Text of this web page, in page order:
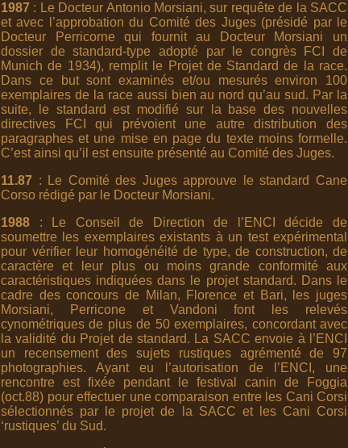
1987 : Le Docteur Antonio Morsiani, sur requête de la SACC
et avec l’approbation du Comité des Juges (présidé par le
Docteur Perricorne qui fournit au Docteur Morsiani un
dossier de standard-type adopté par le congrès FCI de
Munich de 1934), remplit le Projet de Standard de la race.
Dans ce but sont examinés et/ou mesurés environ 100
exemplaires de la race aussi bien au nord qu’au sud. Par la
suite, le standard est modifié sur la base des nouvelles
directives FCI qui prévoient une autre distribution des
paragraphes et une mise en page du texte moins formelle.
C’est ainsi qu’il est ensuite présenté au Comité des Juges.
11.87 : Le Comité des Juges approuve le standard Cane
Corso rédigé par le Docteur Morsiani.
1988 : Le Conseil de Direction de l’ENCI décide de
soumettre les exemplaires existants à un test expérimental
pour vérifier leur homogénéité de type, de construction, de
caractère et leur plus ou moins grande conformité aux
caractéristiques indiquées dans le projet standard. Dans le
cadre des concours de Milan, Florence et Bari, les juges
Morsiani, Perricone et Vandoni font les relevés
cynométriques de plus de 50 exemplaires, concordant avec
la validité du Projet de standard. La SACC envoie à l’ENCI
un recensement des sujets rustiques agrémenté de 97
photographies. Ayant eu l’autorisation de l’ENCI, une
rencontre est fixée pendant le festival canin de Foggia
(oct.88) pour effectuer une comparaison entre les Cani Corsi
sélectionnés par le projet de la SACC et les Cani Corsi
‘rustiques’ du Sud.